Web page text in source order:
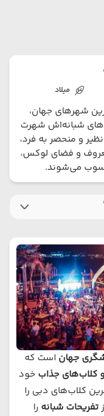
میلاد
شهرهای جهان،
شبانه‌اش شهرت
و منحصر به فرد،
و فضای لوکس،
می‌شوند.
جهان است که
کلاب‌های جذاب خود
کلاب‌های دبی را
تفریحات شبانه را